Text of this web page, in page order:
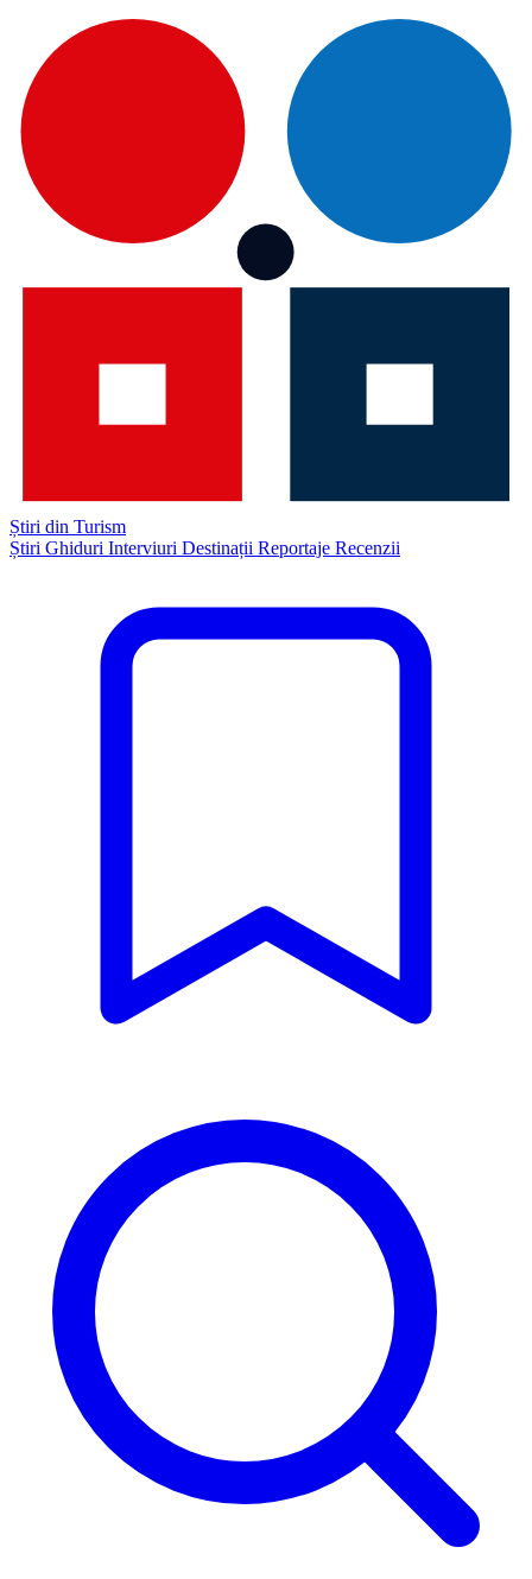
Știri din Turism
Știri Ghiduri Interviuri Destinații Reportaje Recenzii